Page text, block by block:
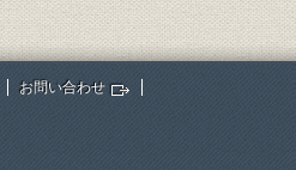
お問い合わせ